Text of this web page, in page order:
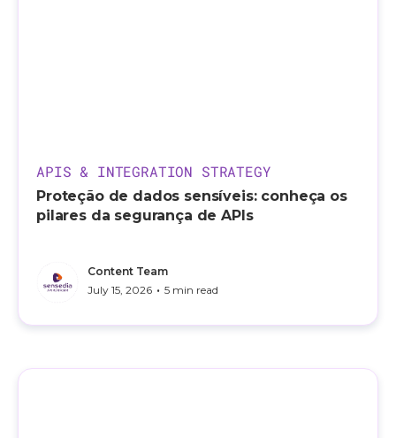
APIS & INTEGRATION STRATEGY
Proteção de dados sensíveis: conheça os
pilares da segurança de APIs
Content Team
July 15, 2026 • 5 min read